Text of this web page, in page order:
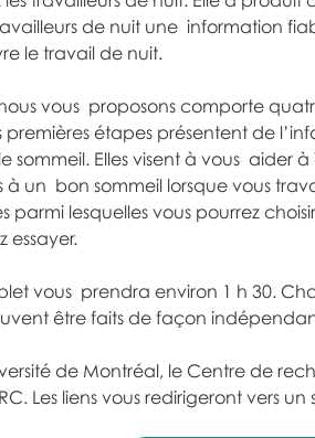
de nuit une  information
le travail de nuit.
vous  proposons comporte
premières étapes présentent de
sommeil. Elles visent à vous  aider
à un  bon sommeil lorsque vous
parmi lesquelles vous pourrez
essayer.
vous  prendra environ 1 h 30.
être faits de façon
de Montréal, le Centre de
Les liens vous redirigeront vers